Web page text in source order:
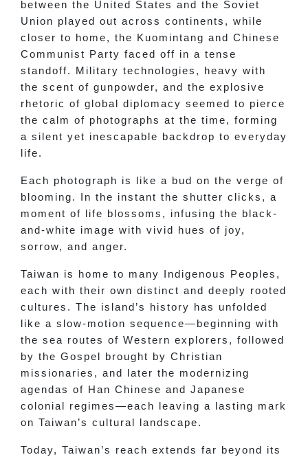
between the United States and the Soviet
Union played out across continents, while
closer to home, the Kuomintang and Chinese
Communist Party faced off in a tense
standoff. Military technologies, heavy with
the scent of gunpowder, and the explosive
rhetoric of global diplomacy seemed to pierce
the calm of photographs at the time, forming
a silent yet inescapable backdrop to everyday
life.
Each photograph is like a bud on the verge of
blooming. In the instant the shutter clicks, a
moment of life blossoms, infusing the black-
and-white image with vivid hues of joy,
sorrow, and anger.
Taiwan is home to many Indigenous Peoples,
each with their own distinct and deeply rooted
cultures. The island’s history has unfolded
like a slow-motion sequence—beginning with
the sea routes of Western explorers, followed
by the Gospel brought by Christian
missionaries, and later the modernizing
agendas of Han Chinese and Japanese
colonial regimes—each leaving a lasting mark
on Taiwan’s cultural landscape.
Today, Taiwan’s reach extends far beyond its